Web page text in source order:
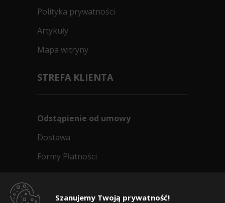
Szanujemy Twoją prywatność!
Polityka prywatności
Artykuły
Mapa witryny
STREFA KLIENTA
Odstąpienie od umowy
Dostawa
Formy Płatności
Dlaczego warto kupić w 24opony.pl